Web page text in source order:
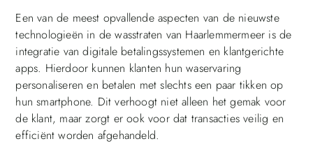
Een van de meest opvallende aspecten van de nieuwste
technologieën in de wasstraten van Haarlemmermeer is de
integratie van digitale betalingssystemen en klantgerichte
apps. Hierdoor kunnen klanten hun waservaring
personaliseren en betalen met slechts een paar tikken op
hun smartphone. Dit verhoogt niet alleen het gemak voor
de klant, maar zorgt er ook voor dat transacties veilig en
efficiënt worden afgehandeld.